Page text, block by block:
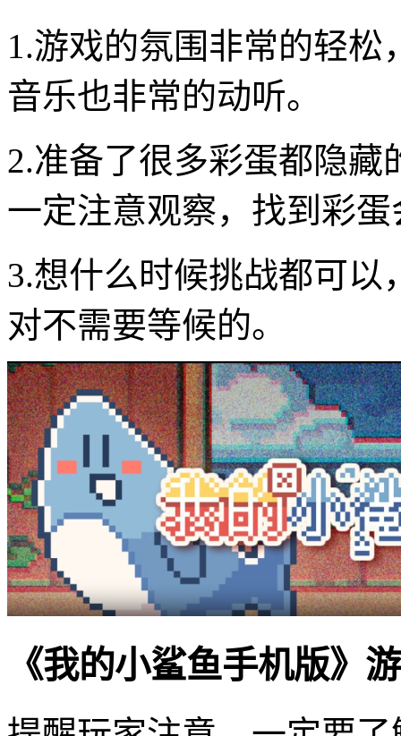
1.游戏的氛围非常的轻松
音乐也非常的动听。
2.准备了很多彩蛋都隐
一定注意观察，找到彩
3.想什么时候挑战都可
对不需要等候的。
《我的小鲨鱼手机版》